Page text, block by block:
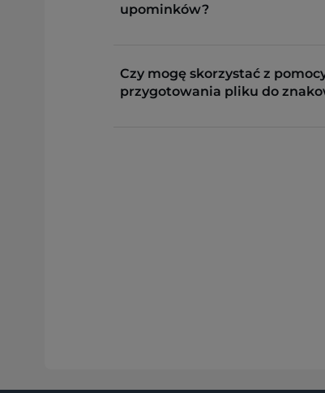
upominków?
Czy mogę skorzystać z
przygotowania pliku do